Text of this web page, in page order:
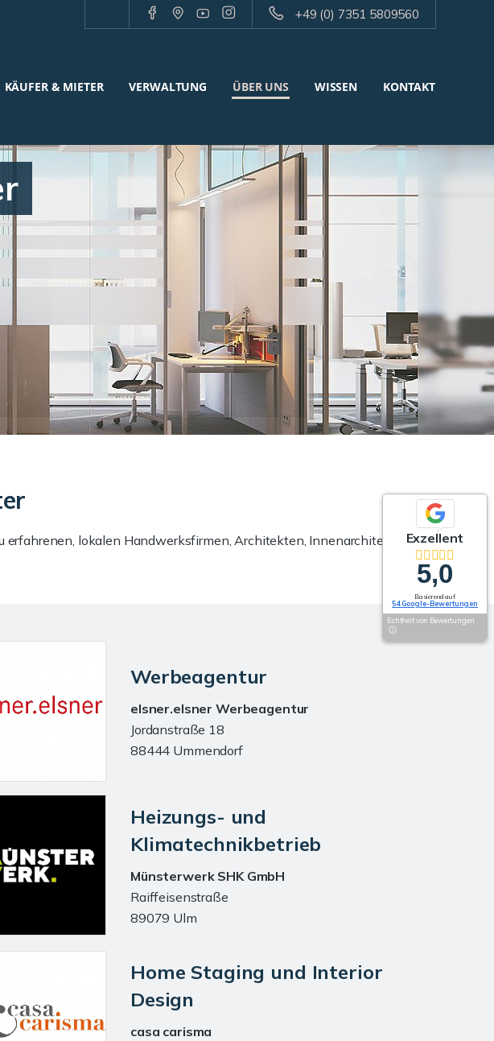
+49 (0) 7351 5809560
KÄUFER & MIETER VERWALTUNG ÜBER UNS WISSEN KONTAKT
erfahrenen, lokalen Handwerksfirmen, Architekten, Innenarchitekten und
Werbeagentur
elsner.elsner Werbeagentur
Jordanstraße 18
88444 Ummendorf
Heizungs- und
Klimatechnikbetrieb
Münsterwerk SHK GmbH
Raiffeisenstraße
89079 Ulm
Home Staging und Interior
Design
casa carisma
Exzellent
5,0
Basierend auf
54 Google-Bewertungen
Echtheit von Bewertungen